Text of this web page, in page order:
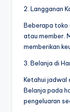
2. Langganan
Beberapa toko
atau member.
memberikan
3. Belanja di
Ketahui jadwal
Belanja pada
pengeluaran